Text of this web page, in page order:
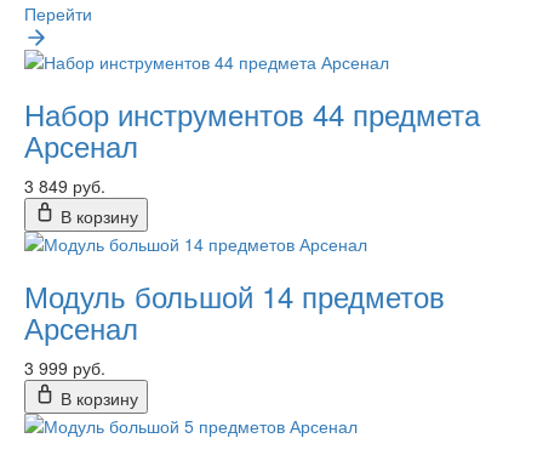
Перейти
Набор инструментов 44 предмета
Арсенал
3 849 руб.
В корзину
Модуль большой 14 предметов
Арсенал
3 999 руб.
В корзину